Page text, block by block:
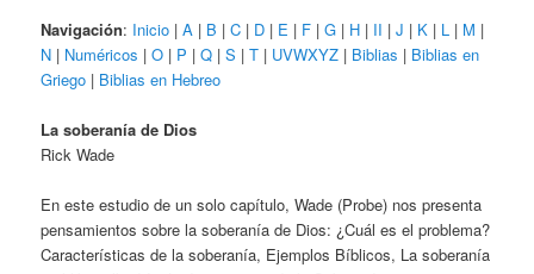
Navigación: Inicio |A | B |C | D | E | F |G | H | II |J | K | L | M |
N | Numéricos |O | P |Q |S |T | UVWXYZ | Biblias | Biblias en
Griego | Biblias en Hebreo
La soberanía de Dios
Rick Wade
En este estudio de un solo capítulo, Wade (Probe) nos presenta
pensamientos sobre la soberanía de Dios: ¿Cuál es el problema?
Características de la soberanía, Ejemplos Bíblicos, La soberanía